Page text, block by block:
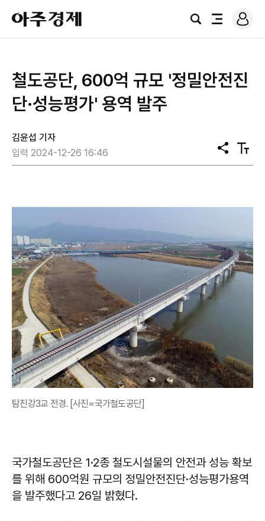
아
주
경
검
전
로
그
철도공단, 600억 규모 '정밀안전진
단·성능평가' 용역 발주
김윤섭 기자
입력 2024-12-26 16:46
공
유
텍
스
탐진강3교 전경. [사진=국가철도공단]
국가철도공단은 1·2종 철도시설물의 안전과 성능 확보
를 위해 600억원 규모의 정밀안전진단·성능평가용역
을 발주했다고 26일 밝혔다.